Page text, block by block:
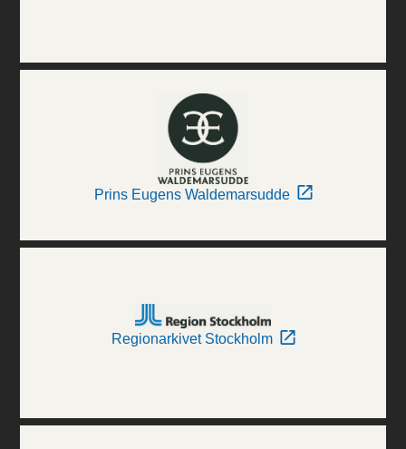
Prins Eugens Waldemarsudde
Regionarkivet Stockholm